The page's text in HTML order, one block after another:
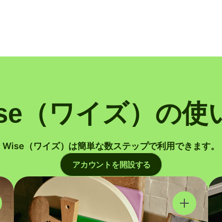
（ワイズ）の使
Wise（ワイズ）は簡単な数ステップで利用できます。
アカウントを開設する